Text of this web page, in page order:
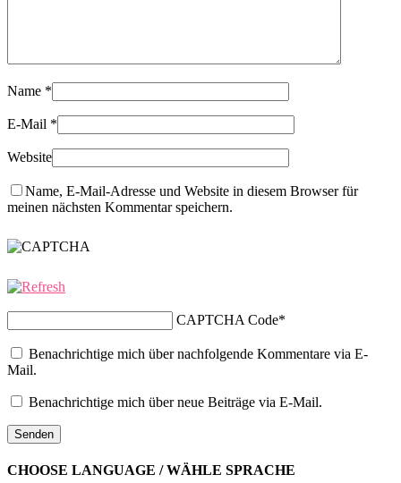
Name *
E-Mail *
Website
Name, E-Mail-Adresse und Website in diesem Browser für
meinen nächsten Kommentar speichern.
CAPTCHA Code*
Benachrichtige mich über nachfolgende Kommentare via E-
Mail.
Benachrichtige mich über neue Beiträge via E-Mail.
CHOOSE LANGUAGE / WÄHLE SPRACHE